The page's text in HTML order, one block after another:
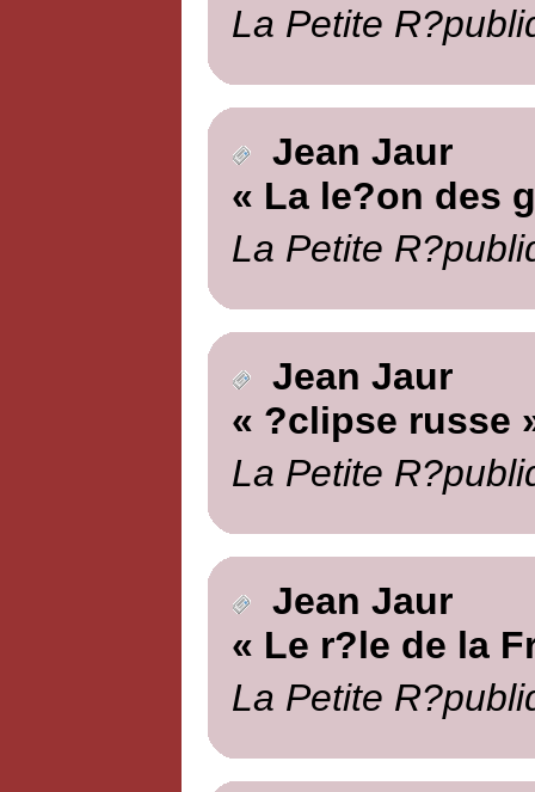
La Petite
Jean Jaur
« La le?on des
La Petite
Jean Jaur
« ?clipse russe
La Petite
Jean Jaur
« Le r?le de la
La Petite